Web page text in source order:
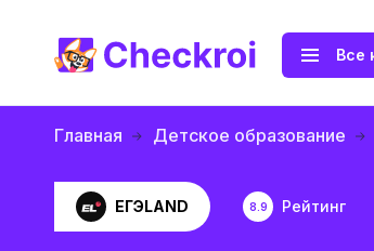
Все
Главная Детское образование
ЕГЭLAND 8.9 Рейтинг